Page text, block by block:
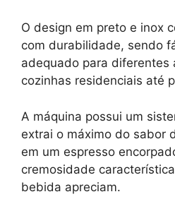
O design em preto e inox
com durabilidade, sendo
adequado para diferentes
cozinhas residenciais até
A máquina possui um
extrai o máximo do sabor
em um espresso
cremosidade
bebida apreciam.